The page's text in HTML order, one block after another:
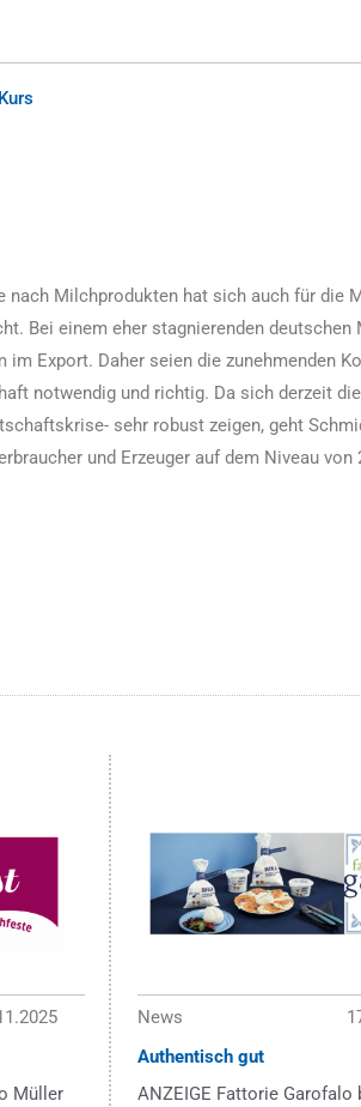
nach Milchprodukten hat sich auch für die
Bei einem eher stagnierenden deutschen
im Export. Daher seien die zunehmenden
notwendig und richtig. Da sich derzeit
sehr robust zeigen, geht
und Erzeuger auf dem Niveau von
Müller
News
Authentisch gut
ANZEIGE Fattorie Garofalo